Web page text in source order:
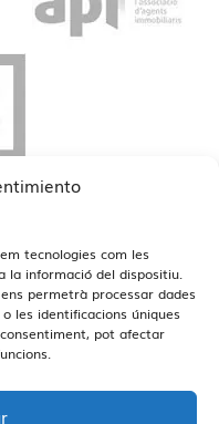
tecnologies com les
la informació del dispositiu.
permetrà processar dades
les identificacions úniques
pot afectar
Veure Oficines